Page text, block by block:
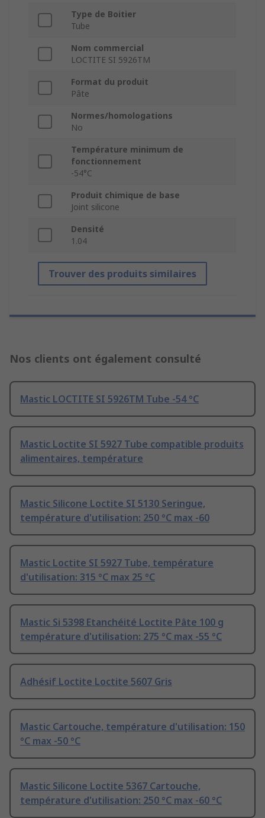
Type de Boitier
Tube
Nom commercial
LOCTITE SI 5926TM
Format du produit
Pâte
Normes/homologations
No
Température minimum de
fonctionnement
-54°C
Produit chimique de base
Joint silicone
Densité
1.04
Trouver des produits similaires
Nos clients ont également consulté
Mastic LOCTITE SI 5926TM Tube -54 °C
Mastic Loctite SI 5927 Tube compatible produits
alimentaires, température
Mastic Silicone Loctite SI 5130 Seringue,
température d'utilisation: 250 °C max -60
Mastic Loctite SI 5927 Tube, température
d'utilisation: 315 °C max 25 °C
Mastic Si 5398 Etanchéité Loctite Pâte 100 g
température d'utilisation: 275 °C max -55 °C
Adhésif Loctite Loctite 5607 Gris
Mastic Cartouche, température d'utilisation: 150
°C max -50 °C
Mastic Silicone Loctite 5367 Cartouche,
température d'utilisation: 250 °C max -60 °C